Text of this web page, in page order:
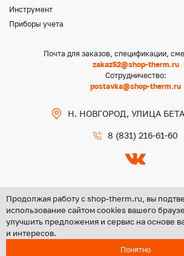
Инструмент
Приборы учета
Почта для заказов, спецификации,
zakaz52@shop-therm.ru
Сотрудничество:
postavka@shop-therm.ru
Н. НОВГОРОД, УЛИЦА
8 (831) 216-61-60
Copyright @ 2026 ООО «ЦЕНТР
Политика
Продолжая работу с shop-therm.ru, вы
использование сайтом cookies вашего
улучшить предложения и сервис на основе
и интересов.
Понятно